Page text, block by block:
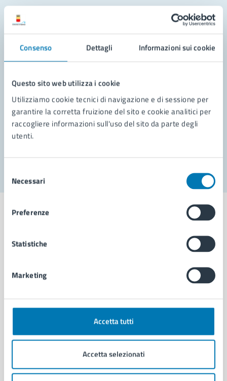
Consenso Dettagli Informazioni sui cookie
Questo sito web utilizza i cookie
Utilizziamo cookie tecnici di navigazione e di sessione per
garantire la corretta fruizione del sito e cookie analitici per
raccogliere informazioni sull'uso del sito da parte degli
utenti.
delNecessari
Preferenze
Statistiche
Marketing
Accetta tutti
Accetta selezionati
Leggi le domande frequenti
Richiedi assistenza
Prenota appuntamento
Problemi in città
Comune di Napoli
AMMINISTRAZIONE
Organi di governo
Enti e fondazioni
Personale amministrativo